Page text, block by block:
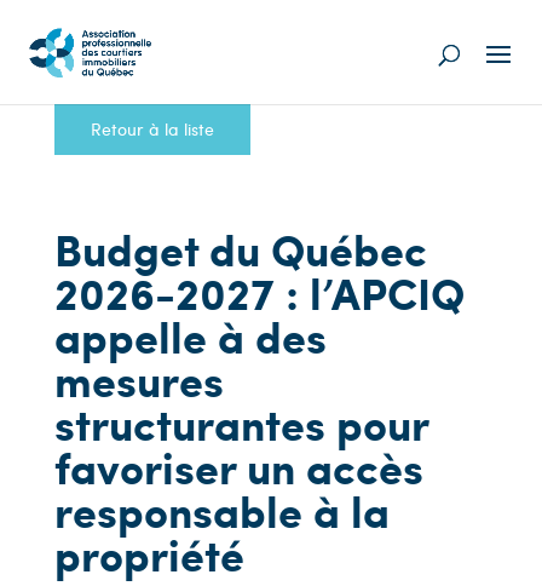
Retour à la liste
Budget du Québec
2026-2027 : l’APCIQ
appelle à des
mesures
structurantes pour
favoriser un accès
responsable à la
propriété